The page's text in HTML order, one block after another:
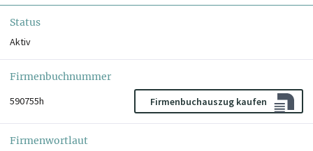
Status
Aktiv
Firmenbuchnummer
590755h
Firmenbuchauszug kaufen
Firmenwortlaut